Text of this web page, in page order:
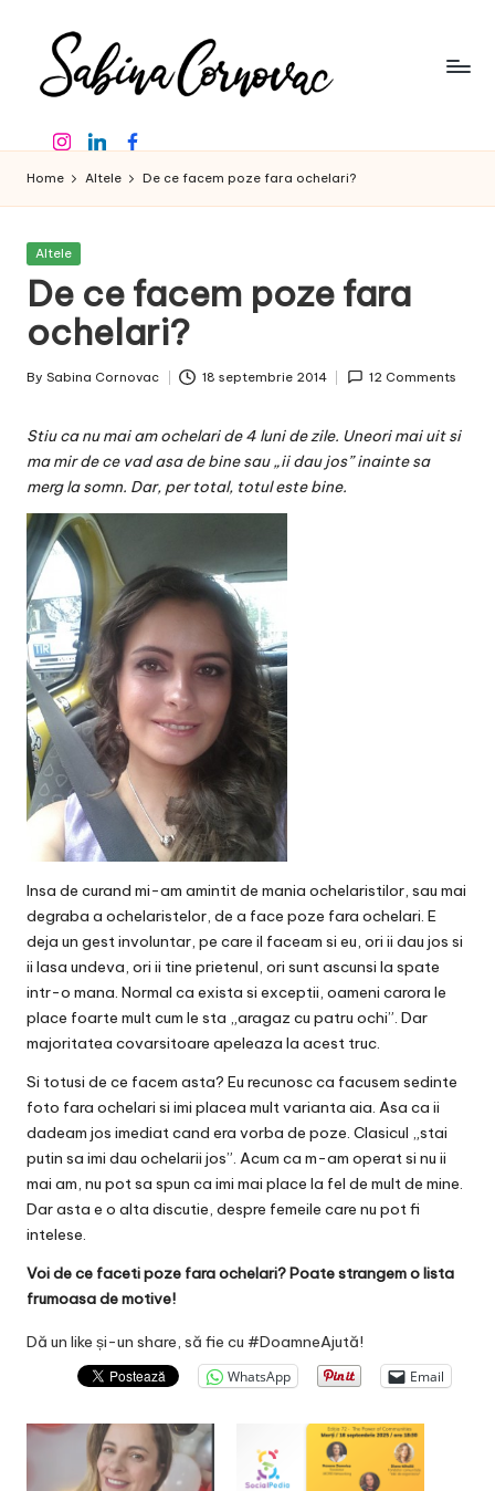
content
a
b
in
a
C
o
r
n
o
v
a
c
O
nl
in
e
creator
de
16
-
InstagramLinkedinFacebook
Home Altele De ce facem poze fara ochelari?
Posted
Altele
De ce facem poze fara
ochelari?
Posted
By Sabina Cornovac 18 septembrie 2014 12 Comments
Stiu ca nu mai am ochelari de 4 luni de zile. Uneori mai uit si
ma mir de ce vad asa de bine sau „ii dau jos” inainte sa
merg la somn. Dar, per total, totul este bine.
Insa de curand mi-am amintit de mania ochelaristilor, sau mai
degraba a ochelaristelor, de a face poze fara ochelari. E
deja un gest involuntar, pe care il faceam si eu, ori ii dau jos si
ii lasa undeva, ori ii tine prietenul, ori sunt ascunsi la spate
intr-o mana. Normal ca exista si exceptii, oameni carora le
place foarte mult cum le sta „aragaz cu patru ochi”. Dar
majoritatea covarsitoare apeleaza la acest truc.
Si totusi de ce facem asta? Eu recunosc ca facusem sedinte
foto fara ochelari si imi placea mult varianta aia. Asa ca ii
dadeam jos imediat cand era vorba de poze. Clasicul „stai
putin sa imi dau ochelarii jos”. Acum ca m-am operat si nu ii
mai am, nu pot sa spun ca imi mai place la fel de mult de mine.
Dar asta e o alta discutie, despre femeile care nu pot fi
intelese.
Voi de ce faceti poze fara ochelari? Poate strangem o lista
frumoasa de motive!
Dă un like și-un share, să fie cu #DoamneAjută!
WhatsApp Email